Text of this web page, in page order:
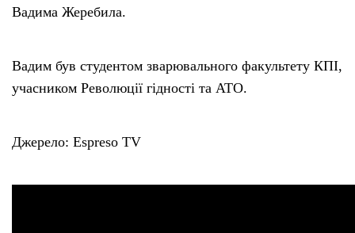
Вадима Жеребила.
Вадим був студентом зварювального факультету КПІ,
учасником Революції гідності та АТО.
Джерело: Espreso TV